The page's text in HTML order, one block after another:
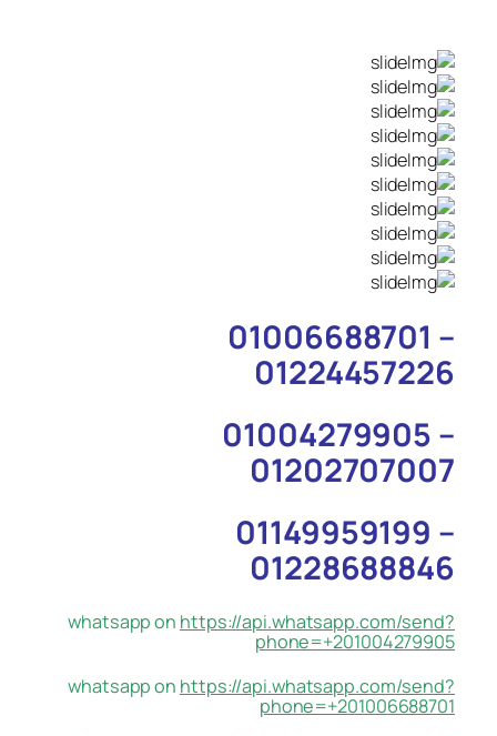
01006688701 –
01224457226
01004279905 –
01202707007
01149959199 –
01228688846
whatsapp on https://api.whatsapp.com/send?
phone=+201004279905
whatsapp on https://api.whatsapp.com/send?
phone=+201006688701